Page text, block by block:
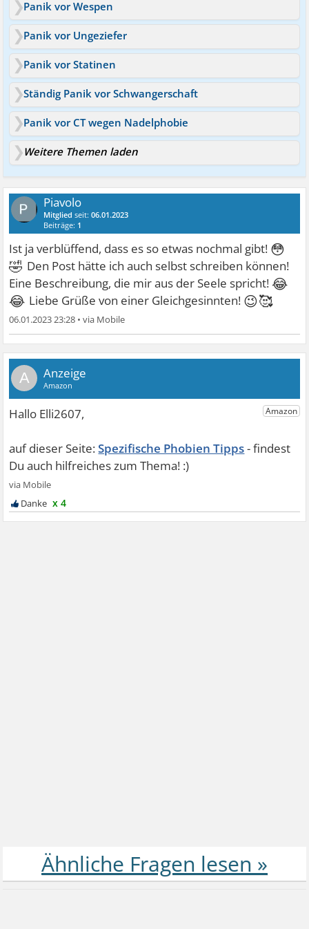
Panik vor Wespen
Panik vor Ungeziefer
Panik vor Statinen
Ständig Panik vor Schwangerschaft
Panik vor CT wegen Nadelphobie
Weitere Themen laden
Piavolo
Mitglied seit:06.01.2023
Beiträge: 1
Ist ja verblüffend, dass es so etwas nochmal gibt! 😳
🤣 Den Post hätte ich auch selbst schreiben können!
Eine Beschreibung, die mir aus der Seele spricht! 😂
😂 Liebe Grüße von einer Gleichgesinnten! 😉🥰
06.01.2023 23:28 •
A
Spezifische Phobien Tipps
x 4